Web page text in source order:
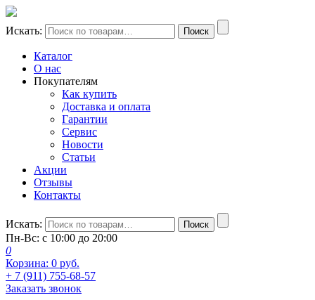
Искать: Поиск
Каталог
О нас
Покупателям
Как купить
Доставка и оплата
Гарантии
Сервис
Новости
Статьи
Акции
Отзывы
Контакты
Искать: Поиск
Пн-Вс: с 10:00 до 20:00
0
Корзина: 0 руб.
+ 7 (911) 755-68-57
Заказать звонок